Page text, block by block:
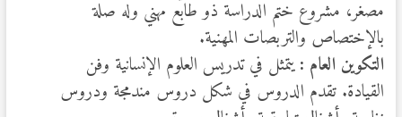
مصغر، مشروع ختم الدراسة ذو طابع مهني وله صلة
بالإختصاص والتربصات المهنية.
التكوين العام :يتمثل في تدريس العلوم الإنسانية وفن
القيادة. تقدم الدروس في شكل دروس مندمجة ودروس